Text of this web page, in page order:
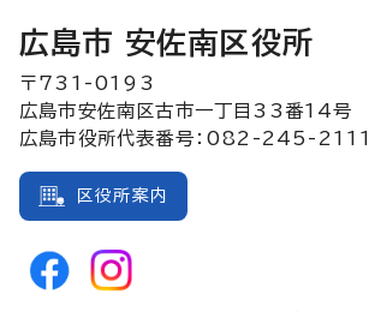
広島市 安佐南区役所
〒731-0193
広島市安佐南区古市一丁目33番14号
広島市役所代表番号：082-245-2111
区役所案内